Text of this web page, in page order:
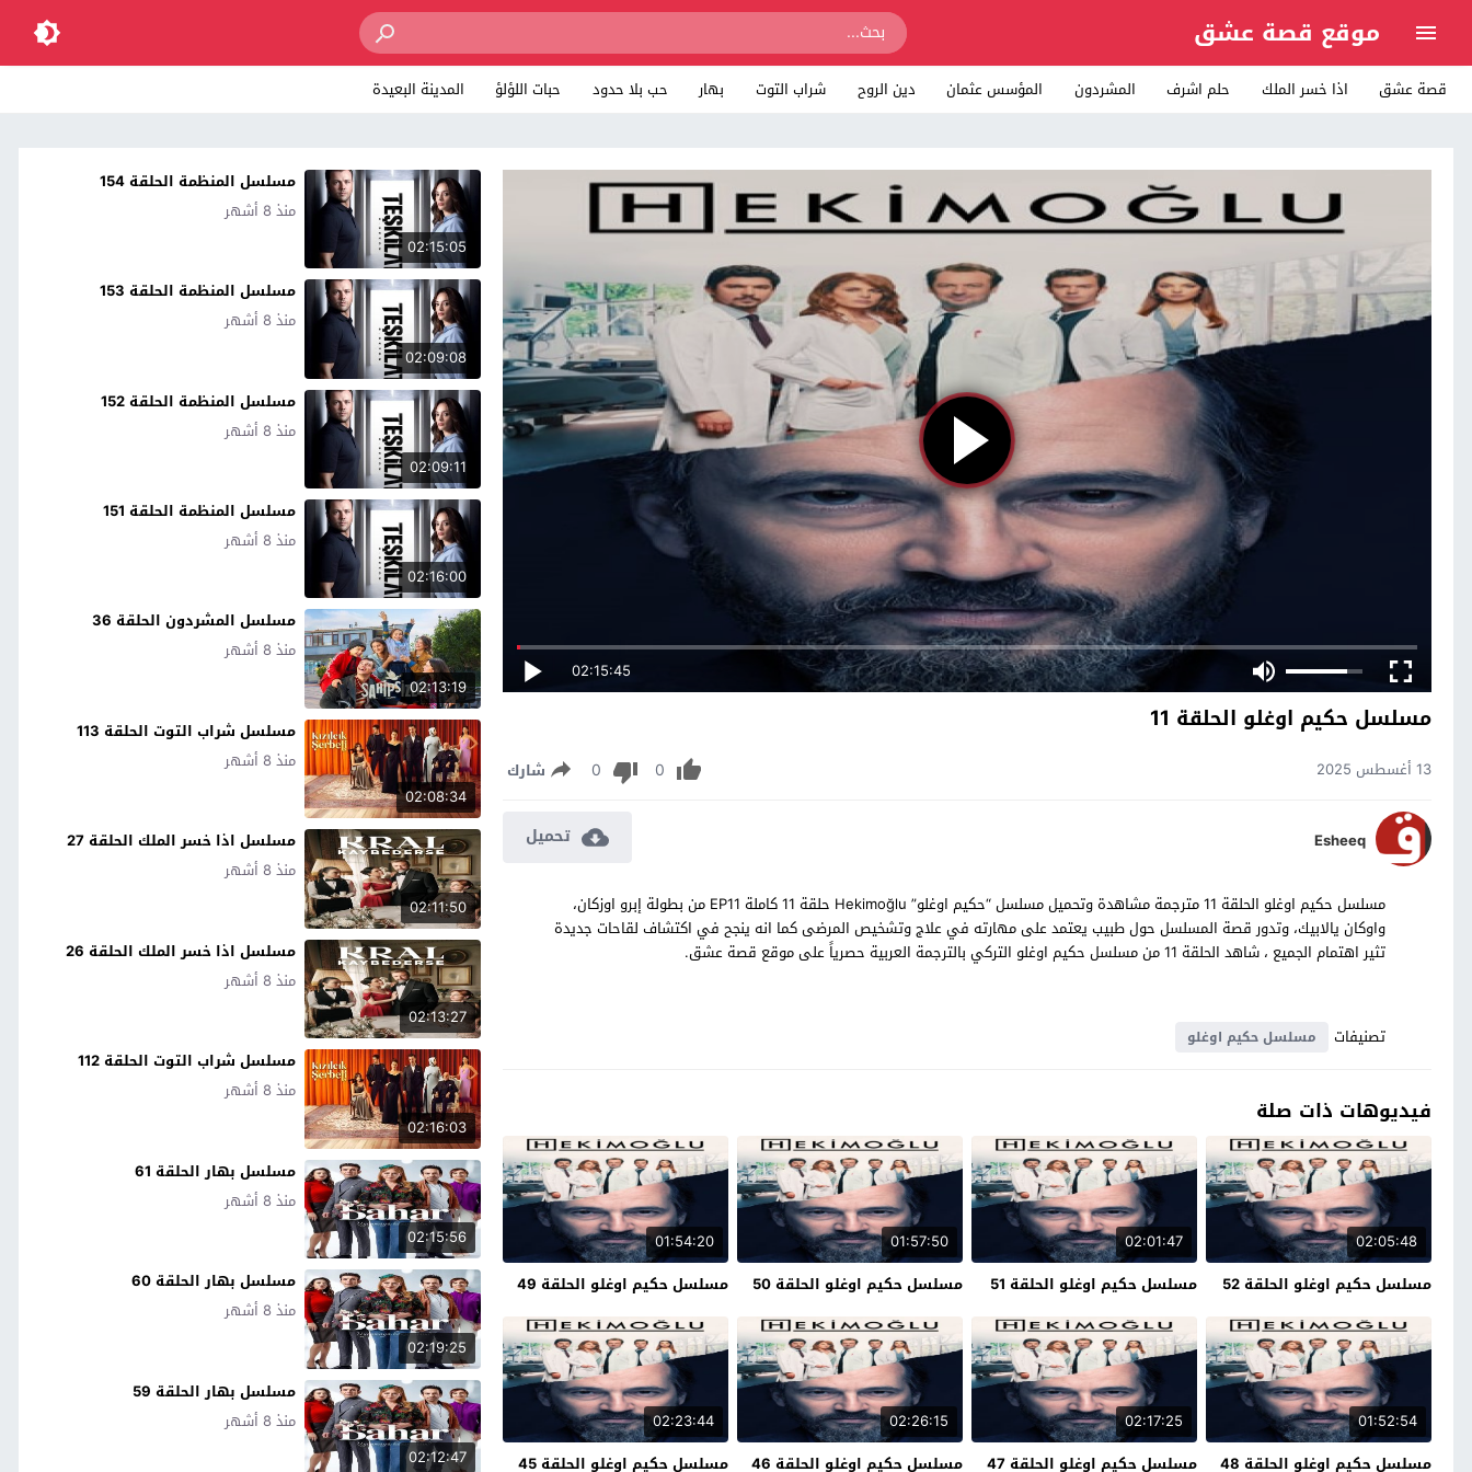
موقع قصة عشق
قصة عشق اذا خسر الملك حلم اشرف المشردون المؤسس عثمان دين الروح شراب التوت بهار حب بلا حدود حبات اللؤلؤ المدينة البعيدة
02:15:45
مسلسل حكيم اوغلو الحلقة 11
13 أغسطس 2025 0
0 شارك
Esheeq تحميل
مسلسل حكيم اوغلو الحلقة 11 مترجمة مشاهدة وتحميل مسلسل “حكيم اوغلو” Hekimoğlu حلقة 11 كاملة EP11 من بطولة إبرو اوزكان،
واوكان يالابيك، وتدور قصة المسلسل حول طبيب يعتمد على مهارته في علاج وتشخيص المرضى كما انه ينجح في اكتشاف لقاحات جديدة
تثير اهتمام الجميع ، شاهد الحلقة 11 من مسلسل حكيم اوغلو التركي بالترجمة العربية حصرياً على موقع قصة عشق.
تصنيفات مسلسل حكيم اوغلو
فيديوهات ذات صلة
02:05:48
مسلسل حكيم اوغلو الحلقة 52
02:01:47
مسلسل حكيم اوغلو الحلقة 51
01:57:50
مسلسل حكيم اوغلو الحلقة 50
01:54:20
مسلسل حكيم اوغلو الحلقة 49
01:52:54
مسلسل حكيم اوغلو الحلقة 48
02:17:25
مسلسل حكيم اوغلو الحلقة 47
02:26:15
مسلسل حكيم اوغلو الحلقة 46
02:23:44
مسلسل حكيم اوغلو الحلقة 45
02:15:05
مسلسل المنظمة الحلقة 154
منذ 8 أشهر
02:09:08
مسلسل المنظمة الحلقة 153
منذ 8 أشهر
02:09:11
مسلسل المنظمة الحلقة 152
منذ 8 أشهر
02:16:00
مسلسل المنظمة الحلقة 151
منذ 8 أشهر
02:13:19
مسلسل المشردون الحلقة 36
منذ 8 أشهر
02:08:34
مسلسل شراب التوت الحلقة 113
منذ 8 أشهر
02:11:50
مسلسل اذا خسر الملك الحلقة 27
منذ 8 أشهر
02:13:27
مسلسل اذا خسر الملك الحلقة 26
منذ 8 أشهر
02:16:03
مسلسل شراب التوت الحلقة 112
منذ 8 أشهر
02:15:56
مسلسل بهار الحلقة 61
منذ 8 أشهر
02:19:25
مسلسل بهار الحلقة 60
منذ 8 أشهر
02:12:47
مسلسل بهار الحلقة 59
منذ 8 أشهر